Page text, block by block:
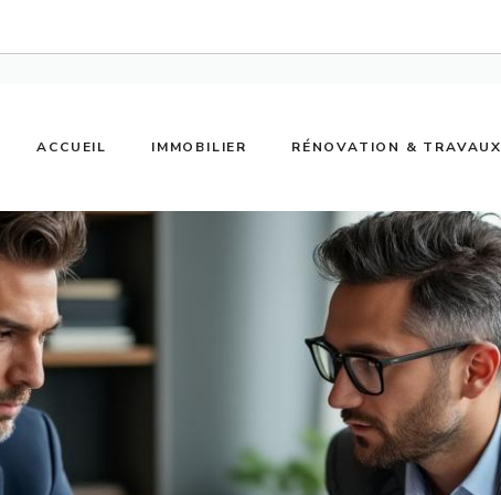
ACCUEIL IMMOBILIER RÉNOVATION & TRAVAUX